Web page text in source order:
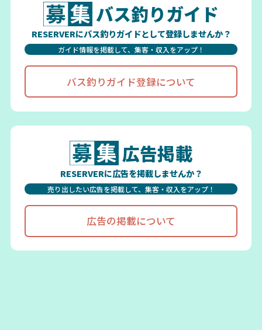
バス釣りガイド
RESERVERにバス釣りガイドとして登録しませんか？
ガイド情報を掲載して、集客・収入をアップ！
バス釣りガイド登録について
広告掲載
RESERVERに広告を掲載しませんか？
売り出したい広告を掲載して、集客・収入をアップ！
広告の掲載について